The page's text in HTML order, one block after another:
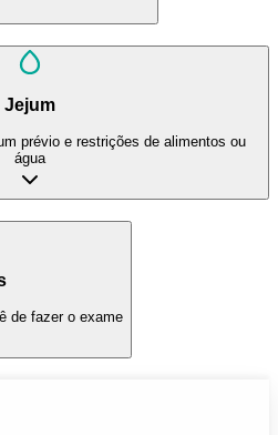
Jejum
prévio e restrições de alimentos ou
água
de fazer o exame